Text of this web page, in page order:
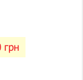
грн